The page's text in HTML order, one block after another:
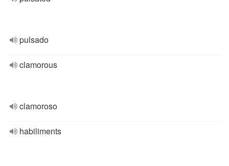
pulsado
clamorous
clamoroso
habiliments